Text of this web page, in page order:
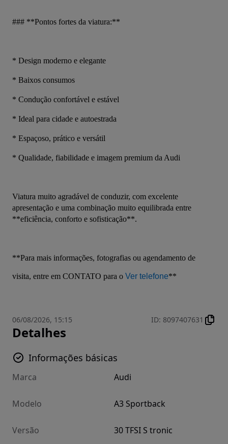
### **Pontos fortes da viatura:**
* Design moderno e elegante
* Baixos consumos
* Condução confortável e estável
* Ideal para cidade e autoestrada
* Espaçoso, prático e versátil
* Qualidade, fiabilidade e imagem premium da Audi
Viatura muito agradável de conduzir, com excelente
apresentação e uma combinação muito equilibrada entre
**eficiência, conforto e sofisticação**.
**Para mais informações, fotografias ou agendamento de
visita, entre em CONTATO para o Ver telefone**
06/08/2026, 15:15 ID: 8097407631
Detalhes
Informações básicas
Marca Audi
Modelo A3 Sportback
Versão 30 TFSI S tronic